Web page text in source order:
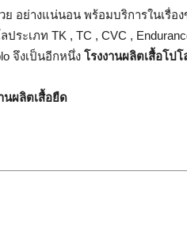
อย่างแน่นอน พร้อมบริการในเรื่อ
ประเภท TK , TC , CVC ,
จึงเป็นอีกหนึ่ง โรงงานผลิตเสื้อโปโ
นผลิตเสื้อยืด